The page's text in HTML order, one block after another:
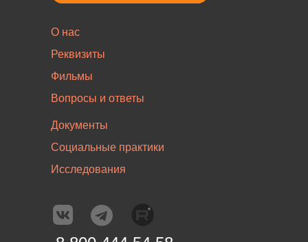
Документы
Социальные практики
Исследования
О нас
Реквизиты
Фильмы
Вопросы и ответы